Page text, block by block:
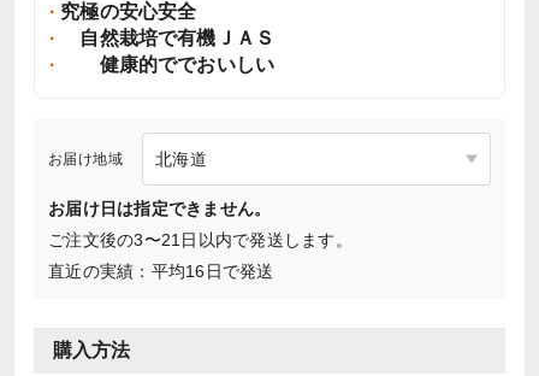
究極の安心安全
自然栽培で有機ＪＡＳ
健康的ででおいしい
お届け地域
お届け日は指定できません。
ご注文後の3〜21日以内で発送します。
直近の実績：平均16日で発送
購入方法